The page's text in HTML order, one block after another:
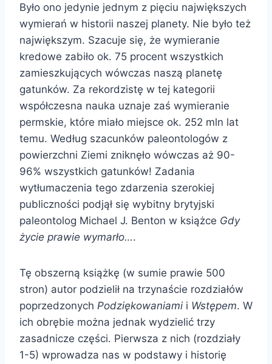
Było ono jedynie jednym z pięciu największych
wymierań w historii naszej planety. Nie było też
największym. Szacuje się, że wymieranie
kredowe zabiło ok. 75 procent wszystkich
zamieszkujących wówczas naszą planetę
gatunków. Za rekordzistę w tej kategorii
współczesna nauka uznaje zaś wymieranie
permskie, które miało miejsce ok. 252 mln lat
temu. Według szacunków paleontologów z
powierzchni Ziemi zniknęło wówczas aż 90-
96% wszystkich gatunków! Zadania
wytłumaczenia tego zdarzenia szerokiej
publiczności podjął się wybitny brytyjski
paleontolog Michael J. Benton w książce Gdy
życie prawie wymarło….
Tę obszerną książkę (w sumie prawie 500
stron) autor podzielił na trzynaście rozdziałów
poprzedzonych Podziękowaniami i Wstępem. W
ich obrębie można jednak wydzielić trzy
zasadnicze części. Pierwsza z nich (rozdziały
1-5) wprowadza nas w podstawy i historię